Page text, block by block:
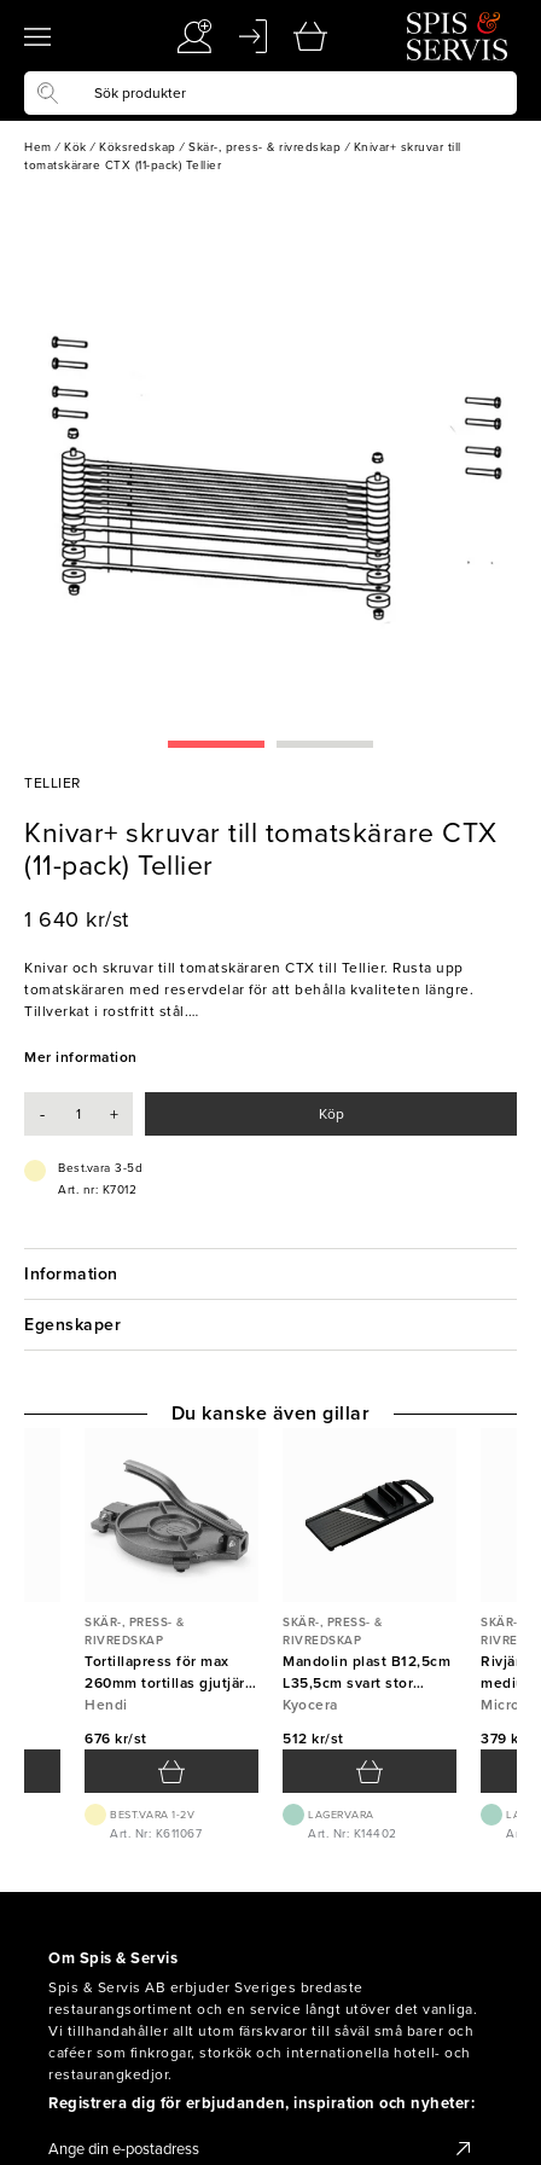
Hem / Kök / Köksredskap / Skär-, press- & rivredskap / Knivar+ skruvar till
tomatskärare CTX (11-pack) Tellier
TELLIER
Knivar+ skruvar till tomatskärare CTX
(11-pack) Tellier
1 640 kr/st
Knivar och skruvar till tomatskäraren CTX till Tellier. Rusta upp
tomatskäraren med reservdelar för att behålla kvaliteten längre.
Tillverkat i rostfritt stål.
- Reservdelar
Mer information
- + Köp
Best.vara 3-5d
Art. nr: K7012
Information
Egenskaper
SKÄR-, PRESS- &
RIVREDSKAP
Tortillapress för max
260mm tortillas gjutjärn
Hendi
Hendi
676 kr/st
BEST.VARA 1-2V
Art. Nr: K611067
SKÄR-, PRESS- &
RIVREDSKAP
Mandolin plast B12,5cm
L35,5cm svart stor
Kyocera
Kyocera
512 kr/st
LAGERVARA
Art. Nr: K14402
SKÄR-,
Rivjärn
medium
379 kr/
Art.
Du kanske även gillar
Om Spis & Servis
Spis & Servis AB erbjuder Sveriges bredaste
restaurangsortiment och en service långt utöver det vanliga.
Vi tillhandahåller allt utom färskvaror till såväl små barer och
caféer som finkrogar, storkök och internationella hotell- och
restaurangkedjor.
Registrera dig för erbjudanden, inspiration och nyheter: